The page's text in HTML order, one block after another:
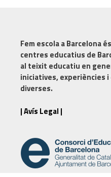
Fem escola a Barcelona
centres educatius de
al teixit educatiu en
iniciatives, experiències
diverses.
| Avís Legal |